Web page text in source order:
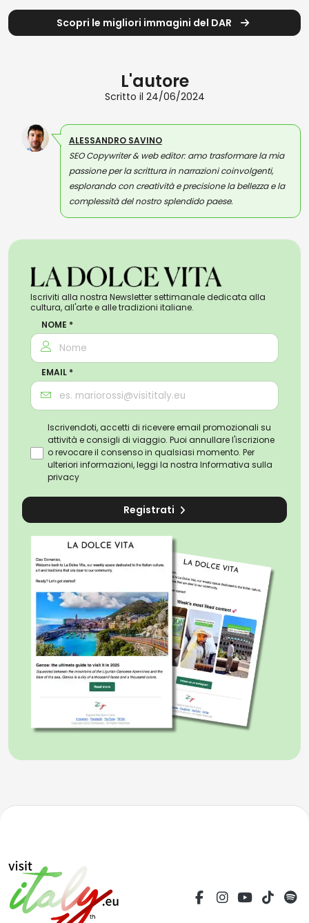
Scopri le migliori immagini del DAR
L'autore
Scritto il 24/06/2024
ALESSANDRO SAVINO
SEO Copywriter & web editor: amo trasformare la mia
passione per la scrittura in narrazioni coinvolgenti,
esplorando con creatività e precisione la bellezza e la
complessità del nostro splendido paese.
Iscriviti alla nostra Newsletter settimanale dedicata alla
cultura, all'arte e alle tradizioni italiane.
NOME *
EMAIL *
Iscrivendoti, accetti di ricevere email promozionali su
attività e consigli di viaggio. Puoi annullare l'iscrizione
o revocare il consenso in qualsiasi momento. Per
ulteriori informazioni, leggi la nostra Informativa sulla
privacy
Registrati